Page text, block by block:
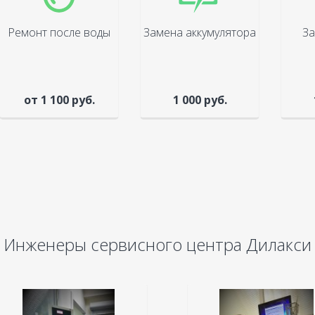
Ремонт после воды
от 1 100 руб.
Замена аккумулятора
1 000 руб.
Инженеры сервисного центра Дилакси